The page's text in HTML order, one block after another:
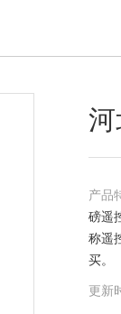
产品
磅遥
称遥
买。
更新